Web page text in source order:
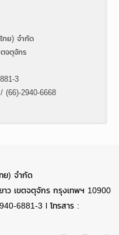
ทย) จำกัด
จตุจักร
3
(66)-2940-6668
ย) จำกัด
ว เขตจตุจักร กรุงเทพฯ 10900
6881-3 l โทรสาร :